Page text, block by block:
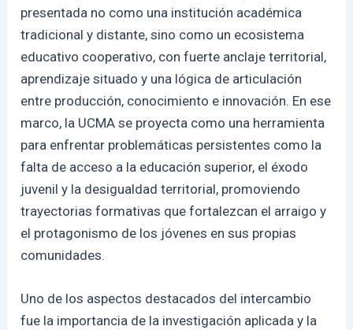
presentada no como una institución académica
tradicional y distante, sino como un ecosistema
educativo cooperativo, con fuerte anclaje territorial,
aprendizaje situado y una lógica de articulación
entre producción, conocimiento e innovación. En ese
marco, la UCMA se proyecta como una herramienta
para enfrentar problemáticas persistentes como la
falta de acceso a la educación superior, el éxodo
juvenil y la desigualdad territorial, promoviendo
trayectorias formativas que fortalezcan el arraigo y
el protagonismo de los jóvenes en sus propias
comunidades.
Uno de los aspectos destacados del intercambio
fue la importancia de la investigación aplicada y la